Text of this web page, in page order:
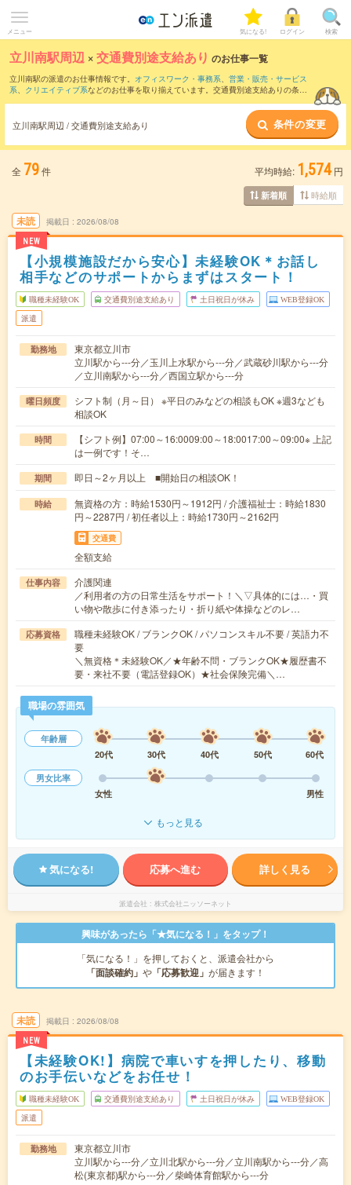
メニュー 気になる! ログイン 検索
立川南駅周辺 ×交通費別途支給あり のお仕事一覧
立川南駅の派遣のお仕事情報です。 オフィスワーク・事務系、 営業・販売・サービス
系、 クリエイティブ系などのお仕事を取り揃えています。交通費別途支給ありの条件
立川南駅周辺 / 交通費別途支給あり 条件の変更
全 79件 平均時給: 1,574 円
新着順 時給順
未読
NEW
掲載日 2026/08/08
【小規模施設だから安心】未経験OK＊お話し
相手などのサポートからまずはスタート！
職種未経験OK 交通費別途支給あり 土日祝日が休み WEB登録OK
派遣
勤務地
東京都立川市
立川駅から---分／玉川上水駅から---分／武蔵砂川駅から---分
／立川南駅から---分／西国立駅から---分
曜日頻度
シフト制（月～日） ※平日のみなどの相談もOK ※週3なども
相談OK
時間
【シフト例】07:00～16:0009:00～18:0017:00～09:00※ 上記
は一例です！そ…
期間 即日～2ヶ月以上 ■開始日の相談OK！
時給
無資格の方：時給1530円～1912円 / 介護福祉士：時給1830
円～2287円 / 初任者以上：時給1730円～2162円
交通費
全額支給
仕事内容
介護関連
／利用者の方の日常生活をサポート！＼▽具体的には…・買
い物や散歩に付き添ったり・折り紙や体操などのレ…
応募資格
職種未経験OK / ブランクOK / パソコンスキル不要 / 英語力不
要
＼無資格＊未経験OK／★年齢不問・ブランクOK★履歴書不
要・来社不要（電話登録OK）★社会保険完備＼…
職場の雰囲気
年齢層
20代
30代 40代 50代
60代
男女比率
女性
男性
もっと見る
気になる! 応募へ進む 詳しく見る
派遣会社 株式会社ニッソーネット
興味があったら「★気になる！」をタップ！
「気になる！」を押しておくと、派遣会社から
「面談確約」 や 「応募歓迎」 が届きます！
未読
NEW
掲載日 2026/08/08
【未経験OK!】病院で車いすを押したり、移動
のお手伝いなどをお任せ！
職種未経験OK 交通費別途支給あり 土日祝日が休み WEB登録OK
派遣
勤務地
東京都立川市
立川駅から---分／立川北駅から---分／立川南駅から---分／高
松(東京都)駅から---分／柴崎体育館駅から---分